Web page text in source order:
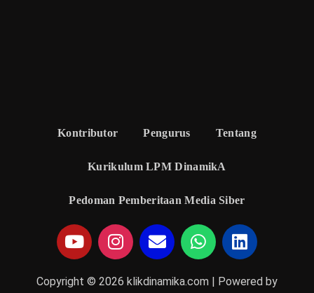
Kontributor Pengurus Tentang
Kurikulum LPM DinamikA
Pedoman Pemberitaan Media Siber
Copyright © 2026 klikdinamika.com | Powered by